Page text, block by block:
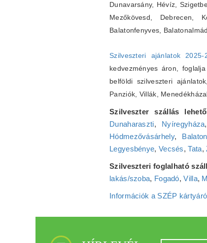
Dunavarsány, Hévíz,
Mezőkövesd, Debrecen,
Balatonfenyves,
Szilveszteri ajánlatok
kedvezményes áron,
belföldi szilveszteri
Panziók, Villák,
Szilveszter szállás
Dunaharaszti, Nyíregyháza
Hódmezővásárhely,
Legyesbénye, Vecsés,Tata,
Szilveszteri foglalható
lakás/szoba, Fogadó,Villa,
Információk a SZÉP